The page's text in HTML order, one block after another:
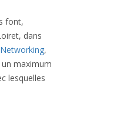
font,
dans
,
maximum
lesquelles